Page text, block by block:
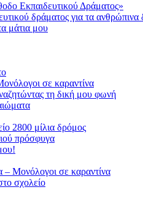
Εκπαιδευτικού Δράματος»
δράματος για τα
μάτια μου
σε καραντίνα
τη δική μου φωνή
2800 μίλια δρόμος
πρόσφυγα
Μονόλογοι σε καραντίνα
σχολείο